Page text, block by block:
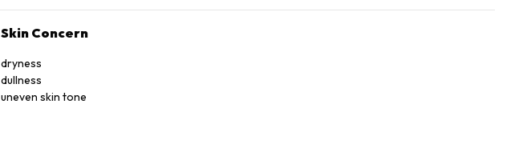
Skin Concern
dryness
dullness
uneven skin tone